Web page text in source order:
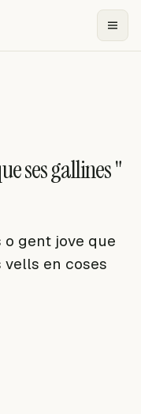
ses gallines "
gent jove que
en coses